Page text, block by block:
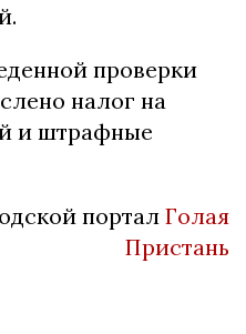
проверки
налог на
и штрафные
портал Голая
Пристань